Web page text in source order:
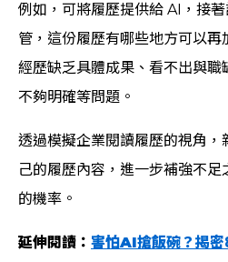
例如，可將履歷提供給 AI，接
管，這份履歷有哪些地方可以
經歷缺乏具體成果、看不出與職
不夠明確等問題。
透過模擬企業閱讀履歷的視角，
己的履歷內容，進一步補強不
的機率。
延伸閱讀： 害怕AI搶飯碗？揭密